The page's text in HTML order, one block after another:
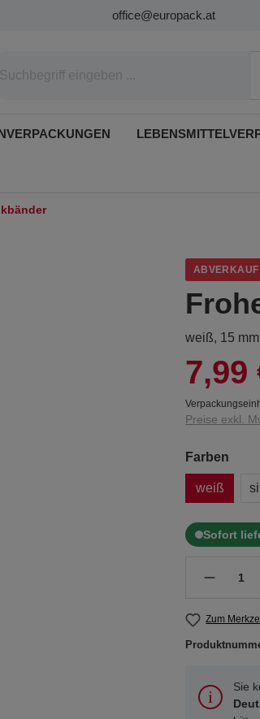
office@europack.at
ABVERKAUF
weiß, 15
7,99
Preise exkl.
Farben
weiß
Sofort
Zum
Sie